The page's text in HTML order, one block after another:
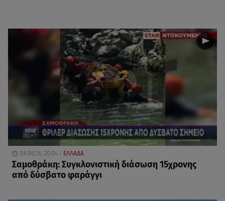
06.08.26, 20:04 ΕΛΛΑΔΑ
Σαμοθράκη: Συγκλονιστική διάσωση 15χρονης
από δύσβατο φαράγγι